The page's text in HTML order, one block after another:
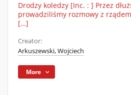
Drodzy koledzy [Inc. : ] Przez
prowadziliśmy rozmowy z
[…]
Creator:
Arkuszewski, Wojciech
More